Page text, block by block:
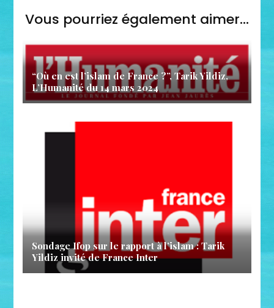
Vous pourriez également aimer...
“Où en est l’islam de France ?”, Tarik Yildiz,
L’Humanité du 14 mars 2024
Sondage Ifop sur le rapport à l’islam : Tarik
Yildiz invité de France Inter